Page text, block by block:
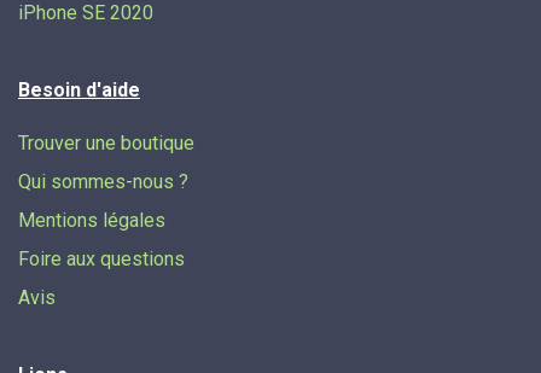
iPhone SE 2020
Besoin d'aide
Trouver une boutique
Qui sommes-nous ?
Mentions légales
Foire aux questions
Avis